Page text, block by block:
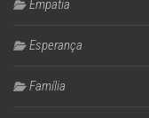
Empatia
Esperança
Família